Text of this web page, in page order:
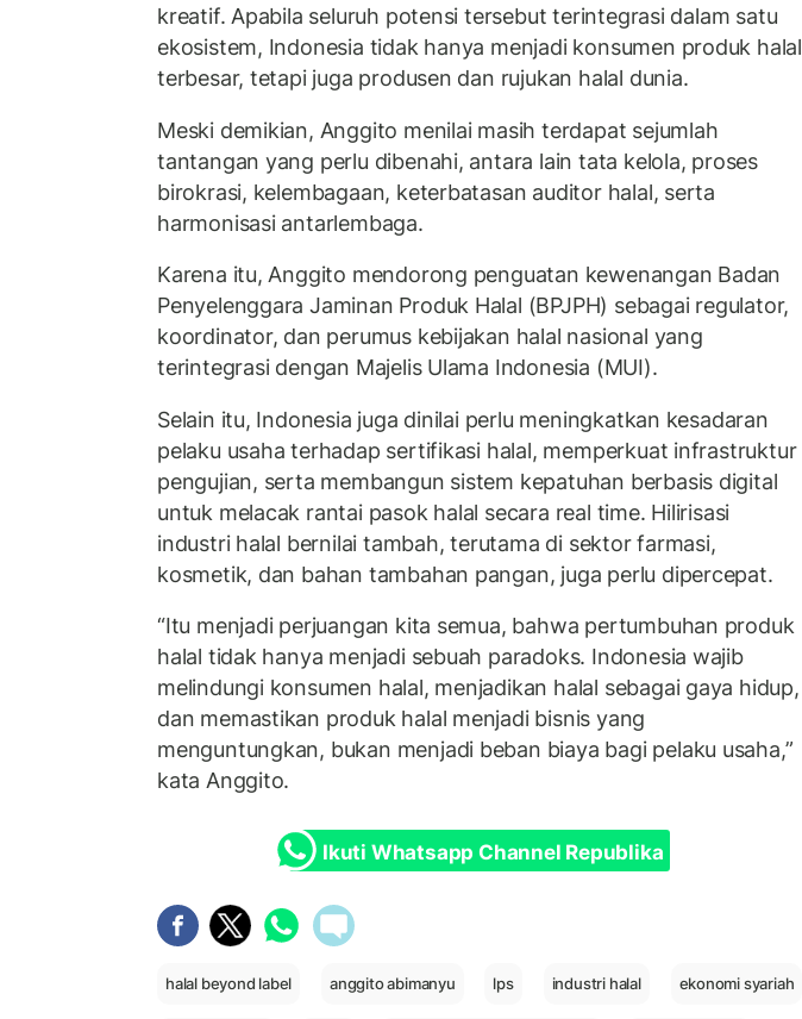
kreatif. Apabila seluruh potensi tersebut terintegrasi dalam satu
ekosistem, Indonesia tidak hanya menjadi konsumen produk halal
terbesar, tetapi juga produsen dan rujukan halal dunia.
Meski demikian, Anggito menilai masih terdapat sejumlah
tantangan yang perlu dibenahi, antara lain tata kelola, proses
birokrasi, kelembagaan, keterbatasan auditor halal, serta
harmonisasi antarlembaga.
Karena itu, Anggito mendorong penguatan kewenangan Badan
Penyelenggara Jaminan Produk Halal (BPJPH) sebagai regulator,
koordinator, dan perumus kebijakan halal nasional yang
terintegrasi dengan Majelis Ulama Indonesia (MUI).
Selain itu, Indonesia juga dinilai perlu meningkatkan kesadaran
pelaku usaha terhadap sertifikasi halal, memperkuat infrastruktur
pengujian, serta membangun sistem kepatuhan berbasis digital
untuk melacak rantai pasok halal secara real time. Hilirisasi
industri halal bernilai tambah, terutama di sektor farmasi,
kosmetik, dan bahan tambahan pangan, juga perlu dipercepat.
“Itu menjadi perjuangan kita semua, bahwa pertumbuhan produk
halal tidak hanya menjadi sebuah paradoks. Indonesia wajib
melindungi konsumen halal, menjadikan halal sebagai gaya hidup,
dan memastikan produk halal menjadi bisnis yang
menguntungkan, bukan menjadi beban biaya bagi pelaku usaha,”
kata Anggito.
Ikuti Whatsapp Channel Republika
halal beyond label anggito abimanyu lps industri halal ekonomi syariah